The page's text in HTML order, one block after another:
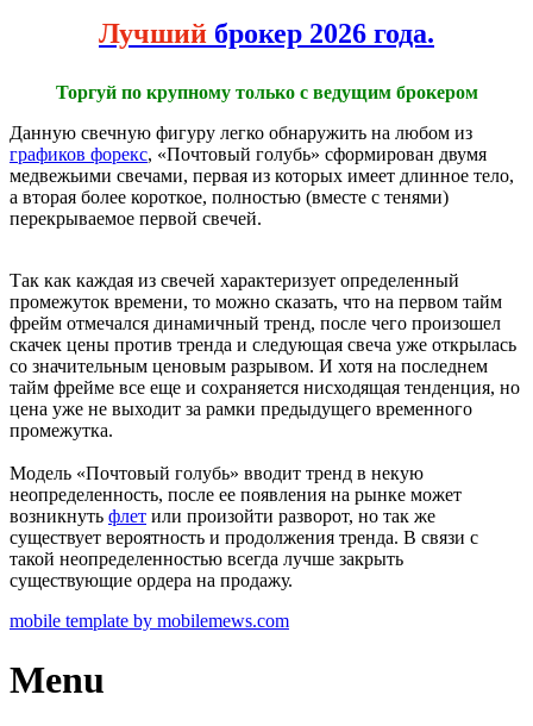
Лучший брокер 2026 года.
Торгуй по крупному только с ведущим брокером
Данную свечную фигуру легко обнаружить на любом из
графиков форекс, «Почтовый голубь» сформирован двумя
медвежьими свечами, первая из которых имеет длинное тело,
а вторая более короткое, полностью (вместе с тенями)
перекрываемое первой свечей.
Так как каждая из свечей характеризует определенный
промежуток времени, то можно сказать, что на первом тайм
фрейм отмечался динамичный тренд, после чего произошел
скачек цены против тренда и следующая свеча уже открылась
со значительным ценовым разрывом. И хотя на последнем
тайм фрейме все еще и сохраняется нисходящая тенденция, но
цена уже не выходит за рамки предыдущего временного
промежутка.
Модель «Почтовый голубь» вводит тренд в некую
неопределенность, после ее появления на рынке может
возникнуть флет или произойти разворот, но так же
существует вероятность и продолжения тренда. В связи с
такой неопределенностью всегда лучше закрыть
существующие ордера на продажу.
mobile template by mobilemews.com
Menu